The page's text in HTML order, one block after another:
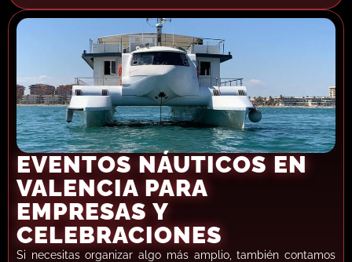
EVENTOS NÁUTICOS EN
VALENCIA PARA
EMPRESAS Y
CELEBRACIONES
Si necesitas organizar algo más amplio, también contamos